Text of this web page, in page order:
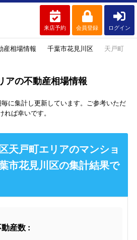
来店予約 会員登録 ログイン
産相場情報 千葉市花見川区 天戸町
に集計し更新しています。ご参考いただ
れば幸いです。
天戸町エリアのマンショ
市花見川区の集計結果で
産数 :